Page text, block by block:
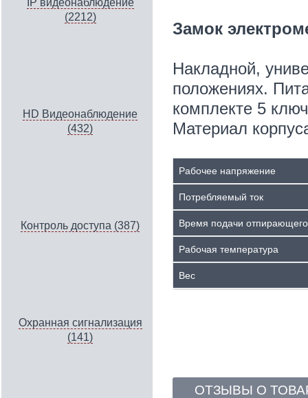
IP видеонаблюдение
(2212)
HD Видеонаблюдение
(432)
Контроль доступа (387)
Охранная сигнализация
(141)
Замок
Накладной,
положениях.
комплекте 5
Материал
Рабочее напряжение
Потребляемый ток
Время подачи отпирающего
Рабочая температура
Вес
ОТЗЫВЫ О